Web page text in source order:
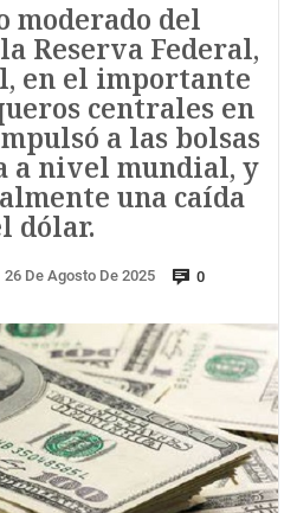
moderado del
Reserva Federal,
en el importante
centrales en
a las bolsas
a nivel mundial, y
una caída
dólar.
26 De Agosto De 2025 0